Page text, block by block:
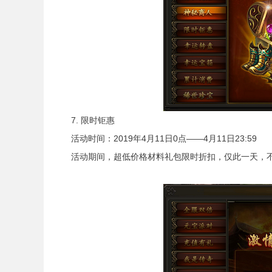
7. 限时钜惠
活动时间：2019年4月11日0点——4月11日23:59
活动期间，超低价格材料礼包限时折扣，仅此一天，